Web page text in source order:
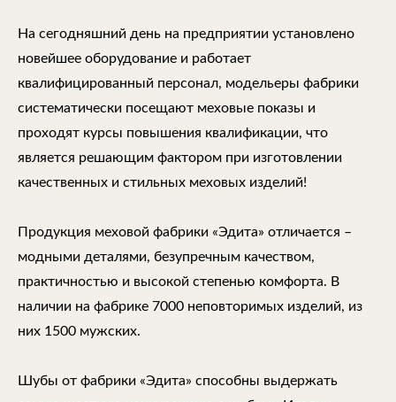
На сегодняшний день на предприятии установлено
новейшее оборудование и работает
квалифицированный персонал, модельеры фабрики
систематически посещают меховые показы и
проходят курсы повышения квалификации, что
является решающим фактором при изготовлении
качественных и стильных меховых изделий!
Продукция меховой фабрики «Эдита» отличается –
модными деталями, безупречным качеством,
практичностью и высокой степенью комфорта. В
наличии на фабрике 7000 неповторимых изделий, из
них 1500 мужских.
Шубы от фабрики «Эдита» способны выдержать